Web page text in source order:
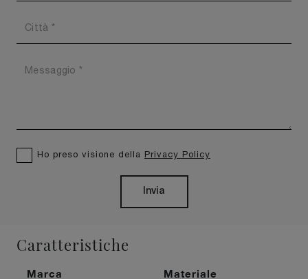
Ho preso visione della Privacy Policy
Invia
Caratteristiche
Marca Materiale